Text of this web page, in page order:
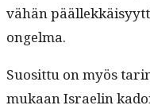
vähän
ongelma.
Suosit­tu on myös
mukaan Israelin